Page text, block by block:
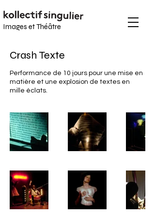
Images etThéâtre
Crash Texte
Performance de 10 jours pour une mise en
matière et une explosion de textes en
mille éclats.